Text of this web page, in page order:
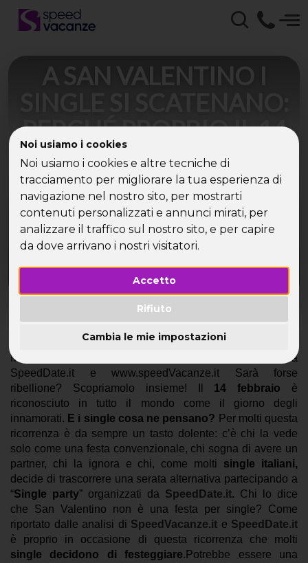
Noi usiamo i cookies
Noi usiamo i cookies e altre tecniche di
tracciamento per migliorare la tua esperienza di
navigazione nel nostro sito, per mostrarti
contenuti personalizzati e annunci mirati, per
analizzare il traffico sul nostro sito, e per capire
da dove arrivano i nostri visitatori.
Accetto
Rifiuto
Cambia le mie impostazioni
A SAN VALENTINO I
PERCHÉ PROPRIO IL 14
FEBBRAIO PER LA
FESTA DEGLI
INNAMORATI?
Il 70% dei single italiani, celebrano l’Anti San
sposati: grande successo per i Single Party di Roma,
Milano, Firenze, Bologna e Torino organizzati da
SpeedDate.it e www.speedVacanze.it Sarà forse
ribellione? Scopriamolo insieme!
14 febbraio
è
riconosciuto in tutto il mondo come il giorno degli
innamorati. E i single cosa ne pensano? Per molti questa
ricorrenza è da sempre un tasto dolente: c’è chi la vede
solo come una festa convenzionale, chi sogna di avere un
partner, chi la ignora e chi, come molti
single italiani,
decide di trascorrere una serata alternativa partecipando a
“Single party” organizzati da SpeedDate.it. Chi lo dice
che San Valentino non è una festa per single? Come
riportato dalle analisi di SpeedVacanze.it e SpeedDate.it
è proprio in occasione di questa ricorrenza che molti
single decidono di festeggiare.Potrebbe essere una